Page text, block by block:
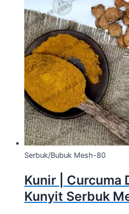
Serbuk/Bubuk Mesh-80
Kunir | Curcuma
Kunyit Serbuk